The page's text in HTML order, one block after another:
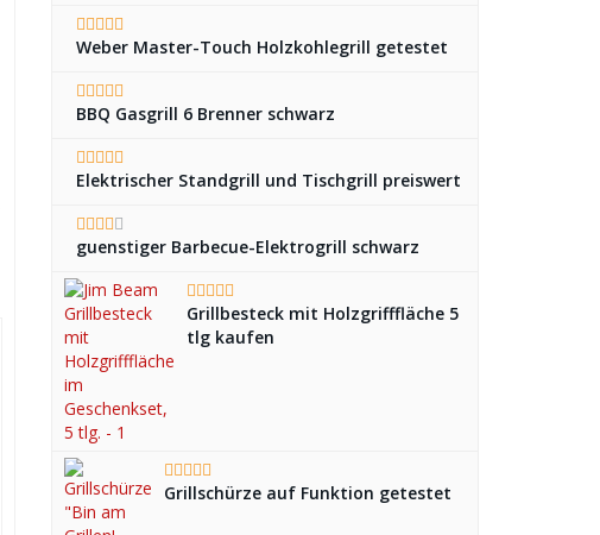
Weber Master-Touch Holzkohlegrill getestet
BBQ Gasgrill 6 Brenner schwarz
Elektrischer Standgrill und Tischgrill preiswert
guenstiger Barbecue-Elektrogrill schwarz
Grillbesteck mit Holzgrifffläche 5
tlg kaufen
Grillschürze auf Funktion getestet